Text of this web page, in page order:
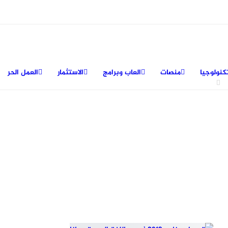
العمل الحر الاستثمار العاب وبرامج منصات